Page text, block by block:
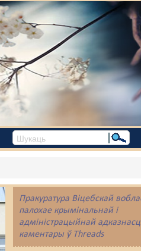
Пракуратура Віцебскай
палохае крымінальнай і
адміністрацыйнай
каментары ў Threads